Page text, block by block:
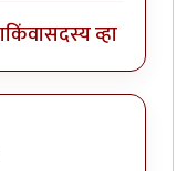
किंवासदस्य व्हा